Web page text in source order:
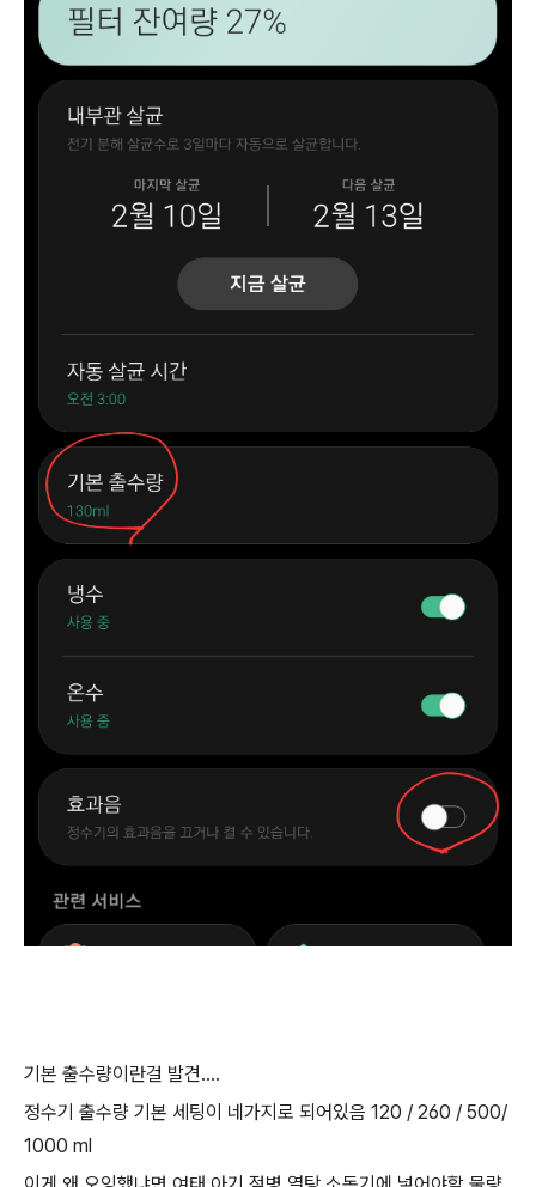
기본 출수량이란걸 발견....
정수기 출수량 기본 세팅이 네가지로 되어있음 120 / 260 / 500/
1000 ml